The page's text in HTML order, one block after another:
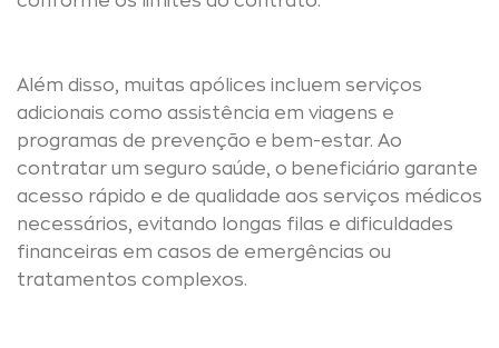
Além disso, muitas apólices incluem serviços
adicionais como assistência em viagens e
programas de prevenção e bem-estar. Ao
contratar um seguro saúde, o beneficiário garante
acesso rápido e de qualidade aos serviços médicos
necessários, evitando longas filas e dificuldades
financeiras em casos de emergências ou
tratamentos complexos.